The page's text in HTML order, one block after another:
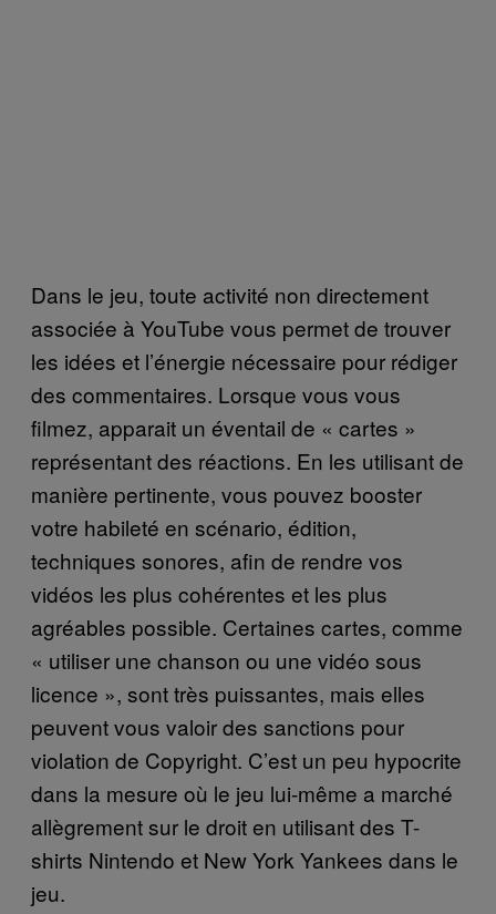
Dans le jeu, toute activité non directement
associée à YouTube vous permet de trouver
les idées et l’énergie nécessaire pour rédiger
des commentaires. Lorsque vous vous
filmez, apparait un éventail de « cartes »
représentant des réactions. En les utilisant de
manière pertinente, vous pouvez booster
votre habileté en scénario, édition,
techniques sonores, afin de rendre vos
vidéos les plus cohérentes et les plus
agréables possible. Certaines cartes, comme
« utiliser une chanson ou une vidéo sous
licence », sont très puissantes, mais elles
peuvent vous valoir des sanctions pour
violation de Copyright. C’est un peu hypocrite
dans la mesure où le jeu lui-même a marché
allègrement sur le droit en utilisant des T-
shirts Nintendo et New York Yankees dans le
jeu.